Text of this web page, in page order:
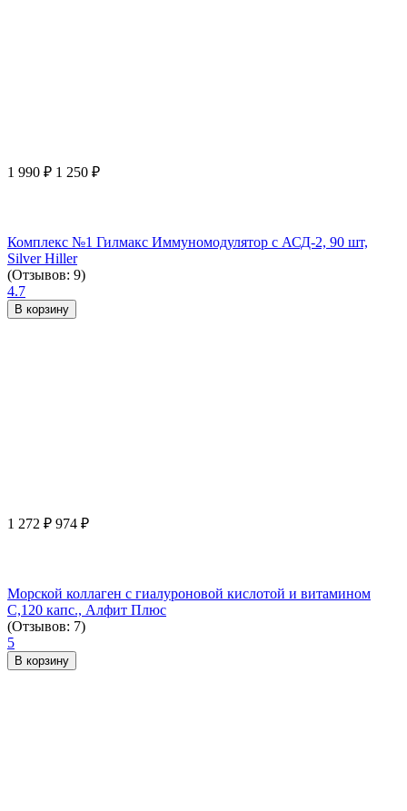
1 990 ₽ 1 250 ₽
Комплекс №1 Гилмакс Иммуномодулятор с АСД-2, 90 шт,
Silver Hiller
(Отзывов: 9)
4.7
В корзину
1 272 ₽ 974 ₽
Морской коллаген с гиалуроновой кислотой и витамином
С,120 капс., Алфит Плюс
(Отзывов: 7)
5
В корзину